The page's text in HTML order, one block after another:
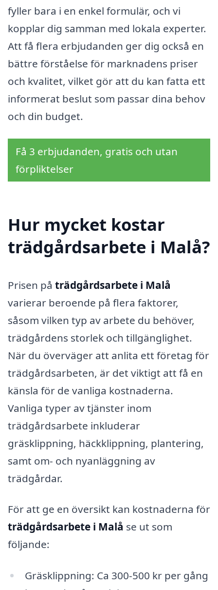
fyller bara i en enkel formulär, och vi
kopplar dig samman med lokala experter.
Att få flera erbjudanden ger dig också en
bättre förståelse för marknadens priser
och kvalitet, vilket gör att du kan fatta ett
informerat beslut som passar dina behov
och din budget.
Få 3 erbjudanden, gratis och utan
förpliktelser
Hur mycket kostar
trädgårdsarbete i Malå?
Prisen på trädgårdsarbete i Malå
varierar beroende på flera faktorer,
såsom vilken typ av arbete du behöver,
trädgårdens storlek och tillgänglighet.
När du överväger att anlita ett företag för
trädgårdsarbeten, är det viktigt att få en
känsla för de vanliga kostnaderna.
Vanliga typer av tjänster inom
trädgårdsarbete inkluderar
gräsklippning, häckklippning, plantering,
samt om- och nyanläggning av
trädgårdar.
För att ge en översikt kan kostnaderna för
trädgårdsarbete i Malå se ut som
följande:
Gräsklippning: Ca 300-500 kr per gång